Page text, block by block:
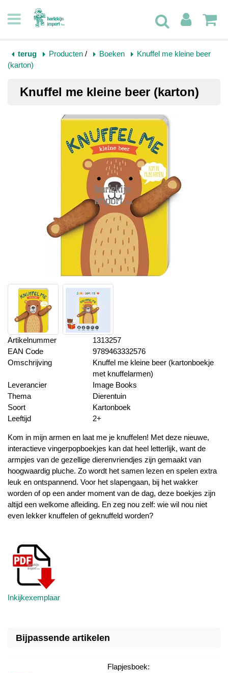
terug Producten / Boeken
Knuffel me kleine beer
(karton)
Knuffel me kleine beer (karton)
Artikelnummer
1313257
EAN Code
9789463332576
Omschrijving
Knuffel me kleine beer (kartonboekje
met knuffelarmen)
Leverancier
Image Books
Thema
Dierentuin
Soort
Kartonboek
Leeftijd
2+
Kom in mijn armen en laat me je knuffelen! Met deze nieuwe,
interactieve vingerpopboekjes kan dat heel letterlijk, want de
armpjes van de gezellige dierenvriendjes zijn gemaakt van
hoogwaardig pluche. Zo wordt het samen lezen en spelen extra
leuk en ontspannend. Voor het slapengaan, bij het wakker
worden of op een ander moment van de dag, deze boekjes zijn
altijd een welkome afleiding. En zeg nou zelf: wie wil nou niet
even lekker knuffelen of geknuffeld worden?
Inkijkexemplaar
Bijpassende artikelen
Flapjesboek: